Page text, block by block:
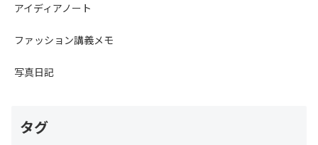
アイディアノート
ファッション講義メモ
写真日記
タグ